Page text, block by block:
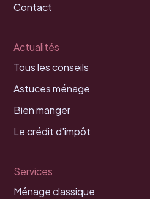
Contact
Actualités
Tous les conseils
Astuces ménage
Bien manger
Le crédit d'impôt
Services
Ménage classique